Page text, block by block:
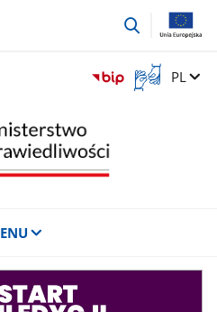
przejdź
Otwórz
okno
Zmień
PL